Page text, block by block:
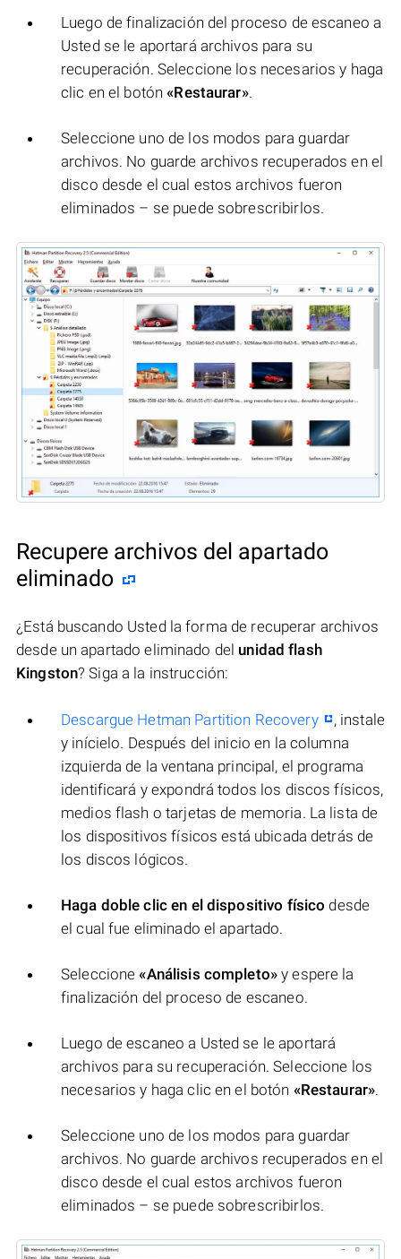
Luego de finalización del proceso de escaneo a
Usted se le aportará archivos para su
recuperación. Seleccione los necesarios y haga
clic en el botón«Restaurar».
Seleccione uno de los modos para guardar
archivos. No guarde archivos recuperados en el
disco desde el cual estos archivos fueron
eliminados – se puede sobrescribirlos.
Recupere archivos del apartado
eliminado
¿Está buscando Usted la forma de recuperar archivos
desde un apartado eliminado del unidad flash
Kingston? Siga a la instrucción:
Descargue Hetman Partition Recovery
, instale
y inícielo. Después del inicio en la columna
izquierda de la ventana principal, el programa
identificará y expondrá todos los discos físicos,
medios flash o tarjetas de memoria. La lista de
los dispositivos físicos está ubicada detrás de
los discos lógicos.
Haga doble clic en el dispositivo físico desde
el cual fue eliminado el apartado.
Seleccione«Análisis completo» y espere la
finalización del proceso de escaneo.
Luego de escaneo a Usted se le aportará
archivos para su recuperación. Seleccione los
necesarios y haga clic en el botón «Restaurar».
Seleccione uno de los modos para guardar
archivos. No guarde archivos recuperados en el
disco desde el cual estos archivos fueron
eliminados – se puede sobrescribirlos.